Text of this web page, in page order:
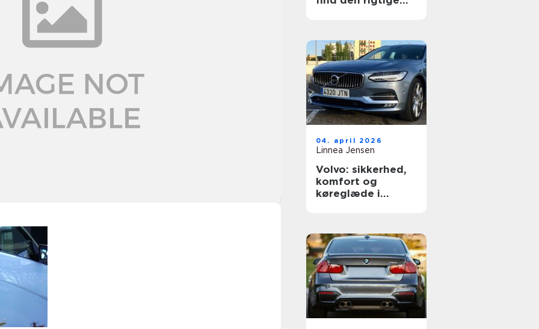
04. april 2026
Linnea Jensen
Volvo: sikkerhed,
komfort og
køreglæde i